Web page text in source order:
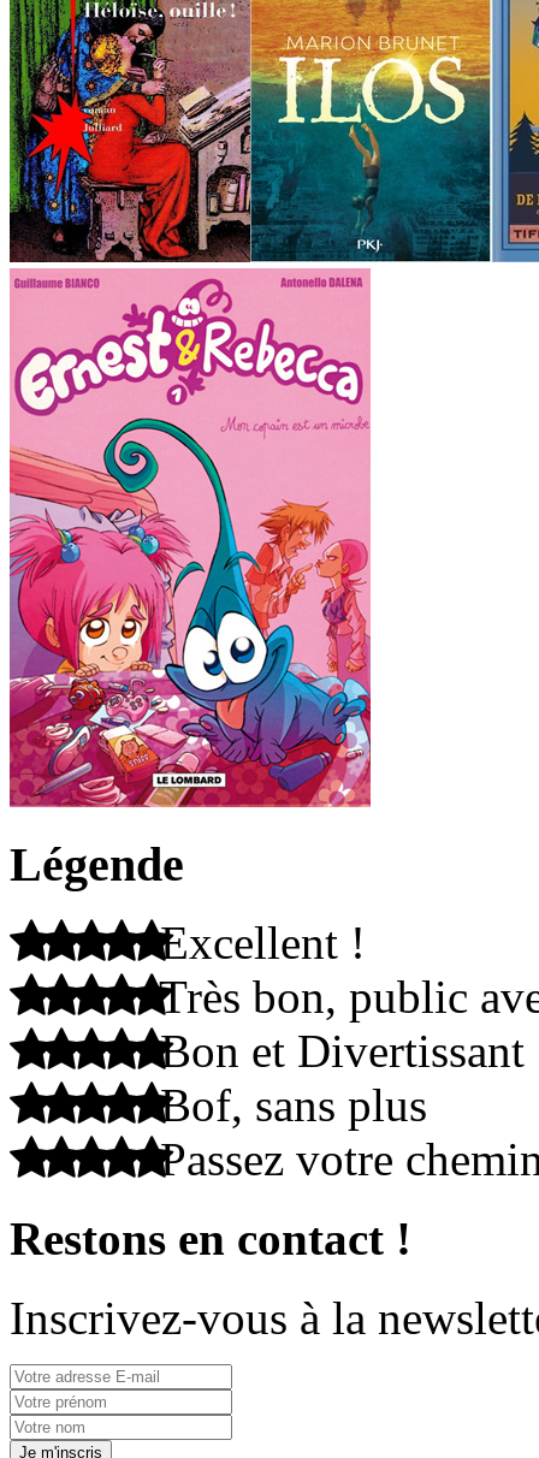
Légende
Excellent !
Très bon, public
Bon et Divertissant
Bof, sans plus
Passez votre
Restons en contact !
Inscrivez-vous à la